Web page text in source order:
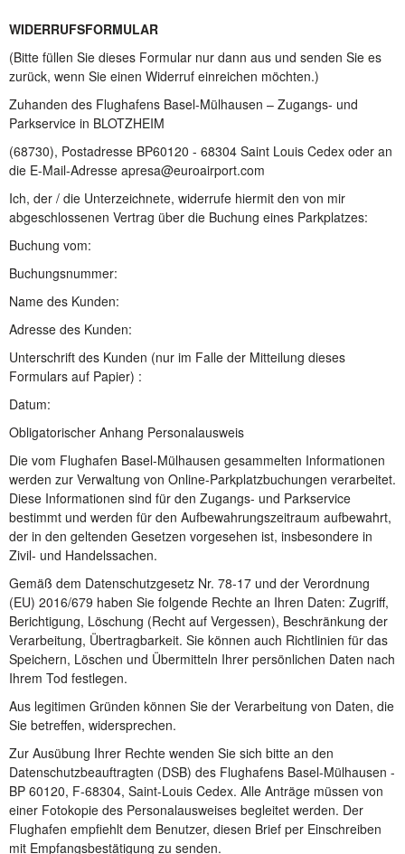
WIDERRUFSFORMULAR
(Bitte füllen Sie dieses Formular nur dann aus und senden Sie es
zurück, wenn Sie einen Widerruf einreichen möchten.)
Zuhanden des Flughafens Basel-Mülhausen – Zugangs- und
Parkservice in BLOTZHEIM
(68730), Postadresse BP60120 - 68304 Saint Louis Cedex oder an
die E-Mail-Adresse apresa@euroairport.com
Ich, der / die Unterzeichnete, widerrufe hiermit den von mir
abgeschlossenen Vertrag über die Buchung eines Parkplatzes:
Buchung vom:
Buchungsnummer:
Name des Kunden:
Adresse des Kunden:
Unterschrift des Kunden (nur im Falle der Mitteilung dieses
Formulars auf Papier) :
Datum:
Obligatorischer Anhang Personalausweis
Die vom Flughafen Basel-Mülhausen gesammelten Informationen
werden zur Verwaltung von Online-Parkplatzbuchungen verarbeitet.
Diese Informationen sind für den Zugangs- und Parkservice
bestimmt und werden für den Aufbewahrungszeitraum aufbewahrt,
der in den geltenden Gesetzen vorgesehen ist, insbesondere in
Zivil- und Handelssachen.
Gemäß dem Datenschutzgesetz Nr. 78-17 und der Verordnung
(EU) 2016/679 haben Sie folgende Rechte an Ihren Daten: Zugriff,
Berichtigung, Löschung (Recht auf Vergessen), Beschränkung der
Verarbeitung, Übertragbarkeit. Sie können auch Richtlinien für das
Speichern, Löschen und Übermitteln Ihrer persönlichen Daten nach
Ihrem Tod festlegen.
Aus legitimen Gründen können Sie der Verarbeitung von Daten, die
Sie betreffen, widersprechen.
Zur Ausübung Ihrer Rechte wenden Sie sich bitte an den
Datenschutzbeauftragten (DSB) des Flughafens Basel-Mülhausen -
BP 60120, F-68304, Saint-Louis Cedex. Alle Anträge müssen von
einer Fotokopie des Personalausweises begleitet werden. Der
Flughafen empfiehlt dem Benutzer, diesen Brief per Einschreiben
mit Empfangsbestätigung zu senden.